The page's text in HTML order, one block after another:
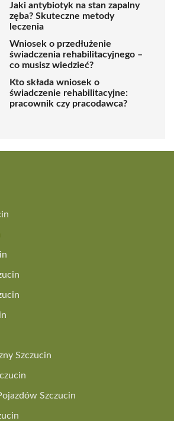
Jaki antybiotyk na stan zapalny
zęba? Skuteczne metody
leczenia
Wniosek o przedłużenie
świadczenia rehabilitacyjnego –
co musisz wiedzieć?
Kto składa wniosek o
świadczenie rehabilitacyjne:
pracownik czy pracodawca?
Szczucin
Szczucin